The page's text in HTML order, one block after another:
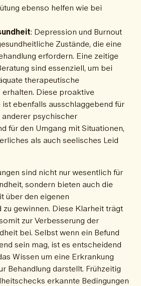
ebenso helfen wie bei
: Depression und Burnout
Zustände, die eine
erfordern. Eine zeitige
sind essenziell, um bei
therapeutische
erhalten. Diese proaktive
ebenfalls ausschlaggebend für
psychischer
für den Umgang mit Situationen,
als auch seelisches Leid
sind nicht nur wesentlich für
sondern bieten auch die
über den eigenen
zu gewinnen. Diese Klarheit trägt
zur Verbesserung der
bei. Selbst wenn ein Befund
sein mag, ist es entscheidend
Wissen um eine Erkrankung
Behandlung darstellt. Frühzeitig
erkannte Bedingungen